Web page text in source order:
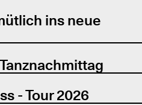
ins neue
- Tour 2026